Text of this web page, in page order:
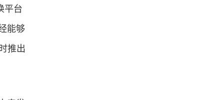
平台
能够
推出